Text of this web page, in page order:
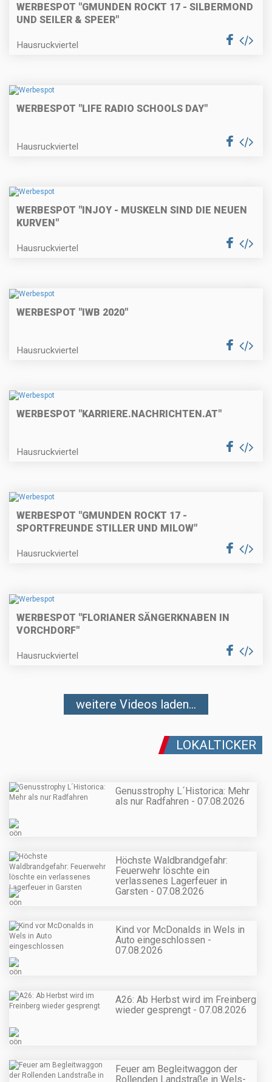
WERBESPOT "GMUNDEN ROCKT 17 - SILBERMOND
UND SEILER & SPEER"
Hausruckviertel
WERBESPOT "LIFE RADIO SCHOOLS DAY"
Hausruckviertel
WERBESPOT "INJOY - MUSKELN SIND DIE NEUEN
KURVEN"
Hausruckviertel
WERBESPOT "IWB 2020"
Hausruckviertel
WERBESPOT "KARRIERE.NACHRICHTEN.AT"
Hausruckviertel
WERBESPOT "GMUNDEN ROCKT 17 -
SPORTFREUNDE STILLER UND MILOW"
Hausruckviertel
WERBESPOT "FLORIANER SÄNGERKNABEN IN
VORCHDORF"
Hausruckviertel
weitere Videos laden...
LOKALTICKER
Genusstrophy L´Historica: Mehr
als nur Radfahren - 07.08.2026
Höchste Waldbrandgefahr:
Feuerwehr löschte ein
verlassenes Lagerfeuer in
Garsten - 07.08.2026
Kind vor McDonalds in Wels in
Auto eingeschlossen -
07.08.2026
A26: Ab Herbst wird im Freinberg
wieder gesprengt - 07.08.2026
Feuer am Begleitwaggon der
Rollenden Landstraße in Wels-